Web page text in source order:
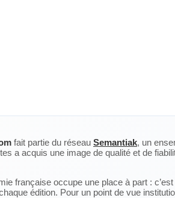
fait partie du réseau Semantiak, un
a acquis une image de qualité et de
française occupe une place à part :
édition. Pour un point de vue